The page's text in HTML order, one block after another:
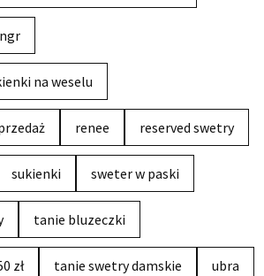
na weselu
renee reserved swetry
sukienki sweter w paski
tanie bluzeczki
zł tanie swetry damskie ubra